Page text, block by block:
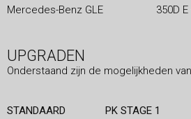
Mercedes-Benz GLE 350D
UPGRADEN
Onderstaand zijn de mogelijkheden
STANDAARD
PK STAGE 1